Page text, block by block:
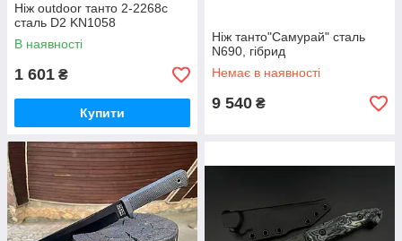
Ніж outdoor танто 2-2268c
сталь D2 KN1058
В наявності
1 601 ₴
Купити
Ніж танто"Самурай" сталь
N690, гібрид
Немає в наявності
9 540 ₴